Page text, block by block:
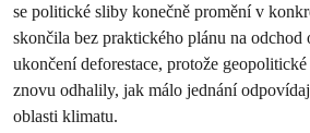
se politické sliby konečně promění v
skončila bez praktického plánu na
ukončení deforestace, protože
znovu odhalily, jak málo jednání
oblasti klimatu.